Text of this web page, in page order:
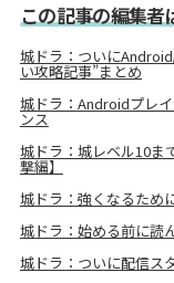
この記事の編集者
城ドラ：ついに
い攻略記事”まとめ
城ドラ：Androidプレ
ンス
城ドラ：城レベル10ま
撃編】
城ドラ：強くなるため
城ドラ：始める前に読
城ドラ：ついに配信ス